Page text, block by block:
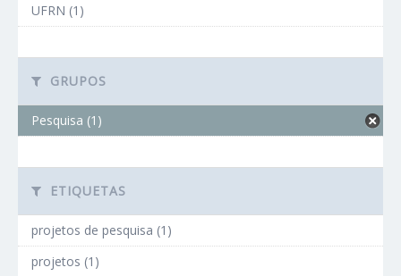
UFRN (1)
GRUPOS
Pesquisa (1)
ETIQUETAS
projetos de pesquisa (1)
projetos (1)